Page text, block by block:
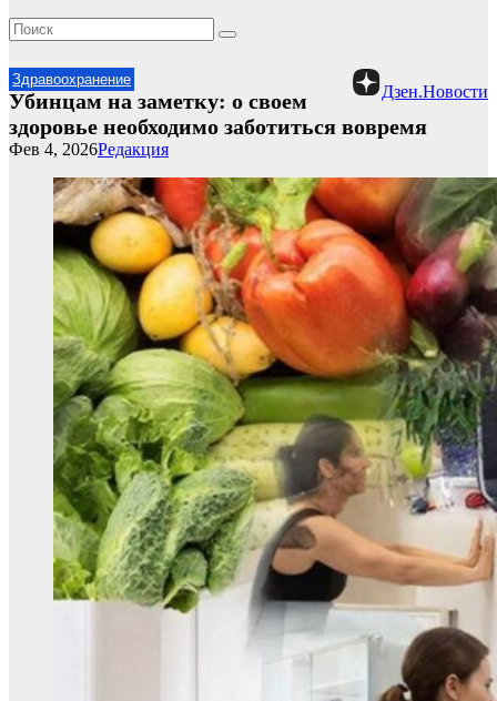
Здравоохранение
Дзен.Новости
Убинцам на заметку: о своем
здоровье необходимо заботиться вовремя
Редакция
Фев 4, 2026